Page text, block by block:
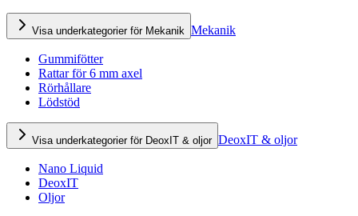
Visa underkategorier för Mekanik Mekanik
Gummifötter
Rattar för 6 mm axel
Rörhållare
Lödstöd
Visa underkategorier för DeoxIT & oljor DeoxIT & oljor
Nano Liquid
DeoxIT
Oljor